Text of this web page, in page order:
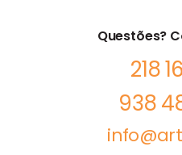
Questões?
218
938